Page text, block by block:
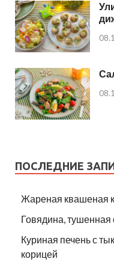
ПОСЛЕДНИЕ
Жареная квашеная
Говядина,
Куриная печень с
корицей